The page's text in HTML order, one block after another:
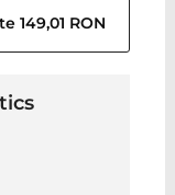
149,01 RON